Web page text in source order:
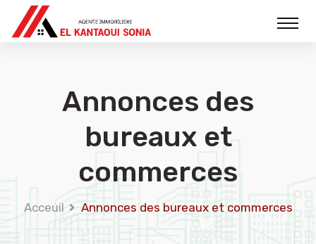
Annonces des
bureaux et
commerces
Acceuil Annonces des bureaux et commerces